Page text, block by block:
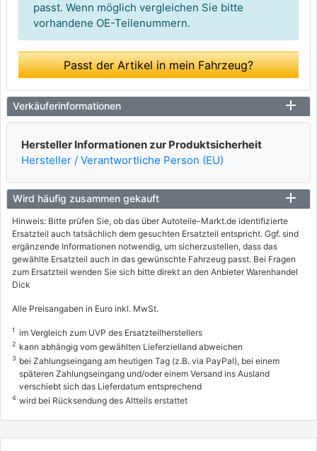
passt. Wenn möglich vergleichen Sie bitte
vorhandene OE-Teilenummern.
Passt der Artikel in mein Fahrzeug?
Verkäuferinformationen
Hersteller Informationen zur Produktsicherheit
Hersteller / Verantwortliche Person (EU)
Wird häufig zusammen gekauft
Hinweis: Bitte prüfen Sie, ob das über Autoteile-Markt.de identifizierte
Ersatzteil auch tatsächlich dem gesuchten Ersatzteil entspricht. Ggf. sind
ergänzende Informationen notwendig, um sicherzustellen, dass das
gewählte Ersatzteil auch in das gewünschte Fahrzeug passt. Bei Fragen
zum Ersatzteil wenden Sie sich bitte direkt an den Anbieter Warenhandel
Dick
Alle Preisangaben in Euro inkl. MwSt.
1 im Vergleich zum UVP des Ersatzteilherstellers
2 kann abhängig vom gewählten Lieferzielland abweichen
3 bei Zahlungseingang am heutigen Tag (z.B. via PayPal), bei einem
späteren Zahlungseingang und/oder einem Versand ins Ausland
verschiebt sich das Lieferdatum entsprechend
4 wird bei Rücksendung des Altteils erstattet